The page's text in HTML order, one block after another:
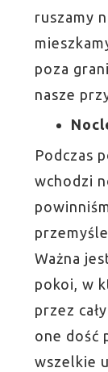
ruszamy
poza
nasze
Podczas
wchodzi
Ważna
pokoi, w
przez
one dość
wszelkie